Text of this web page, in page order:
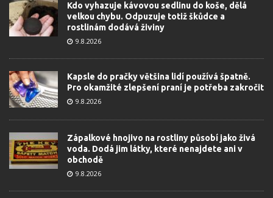
Kdo vyhazuje kávovou sedlinu do koše, dělá
velkou chybu. Odpuzuje totiž škůdce a
rostlinám dodává živiny
9.8.2026
Kapsle do pračky většina lidí používá špatně.
Pro okamžité zlepšení praní je potřeba zakročit
9.8.2026
Zápalkové hnojivo na rostliny působí jako živá
voda. Dodá jim látky, které nenajdete ani v
obchodě
9.8.2026